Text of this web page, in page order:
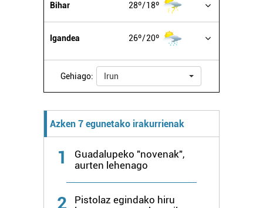
Bihar 28º 18º
Igandea 26º 20º
Gehiago: Irun
Azken 7 egunetako irakurrienak
1
Guadalupeko "novenak",
aurten lehenago
2
Pistolaz egindako hiru